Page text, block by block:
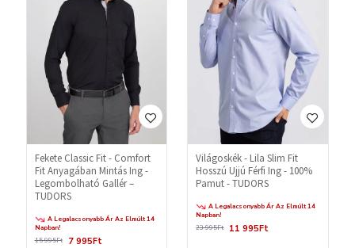
Fekete Classic Fit - Comfort
Fit Anyagában Mintás Ing -
Legombolható Gallér –
TUDORS
A Legalacsonyabb Ár Az Elmúlt 14
Napban!
7 995Ft
15 995Ft
Világoskék - Lila Slim Fit
Hosszú Ujjú Férfi Ing - 100%
Pamut - TUDORS
A Legalacsonyabb Ár Az Elmúlt 14
Napban!
11 995Ft
23 995Ft